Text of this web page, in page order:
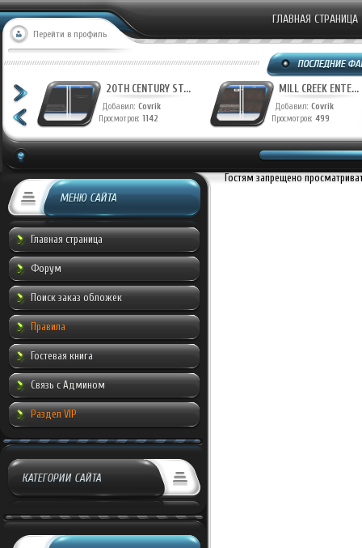
Перейти в профиль
ГЛАВНАЯ СТРАНИЦА
20TH CENTURY ST...
Добавил: Covrik
Просмотров: 1142
MILL CREEK ENTE...
Добавил: Covrik
Просмотров: 499
МЕНЮ САЙТА
Главная страница
Форум
Поиск заказ обложек
Правила
Гостевая книга
Связь с Админом
Раздел VIP
КАТЕГОРИИ САЙТА
Гостям запрещено